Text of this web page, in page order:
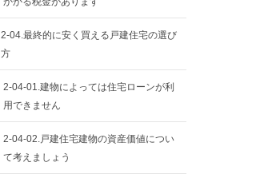
2-04.最終的に安く買える戸建住宅の選び
方
2-04-01.建物によっては住宅ローンが利
用できません
2-04-02.戸建住宅建物の資産価値につい
て考えましょう